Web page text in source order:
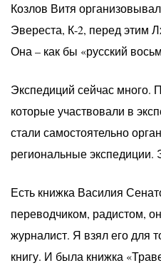
Козлов Витя
Эвереста, К-2, перед этим
Она – как бы «русский
Экспедиций сейчас много.
которые участвовали в
стали самостоятельно
региональные
Есть книжка Василия
переводчиком, радистом,
журналист. Я взял его для
книгу. И была книжка